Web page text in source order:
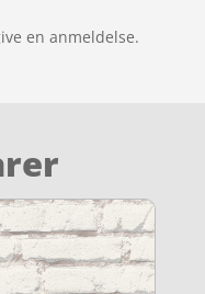
en anmeldelse.